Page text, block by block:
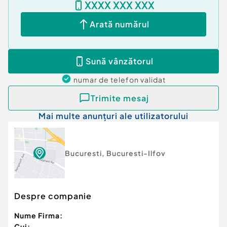
XXXX XXX XXX
Arată numărul
Sună vânzătorul
numar de telefon validat
Trimite mesaj
Mai multe anunțuri ale utilizatorului
Bucuresti, Bucuresti-Ilfov
Despre companie
Nume Firma: